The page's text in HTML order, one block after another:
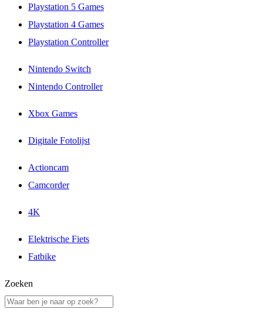
Playstation 5 Games
Playstation 4 Games
Playstation Controller
Nintendo Switch
Nintendo Controller
Xbox Games
Digitale Fotolijst
Actioncam
Camcorder
4K
Elektrische Fiets
Fatbike
Zoeken